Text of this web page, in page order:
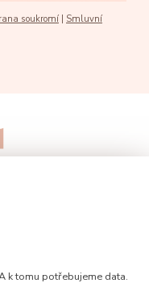
soukromí | Smluvní
k tomu potřebujeme data.